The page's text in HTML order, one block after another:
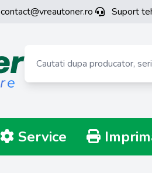
contact@vreautoner.ro Suport
Service